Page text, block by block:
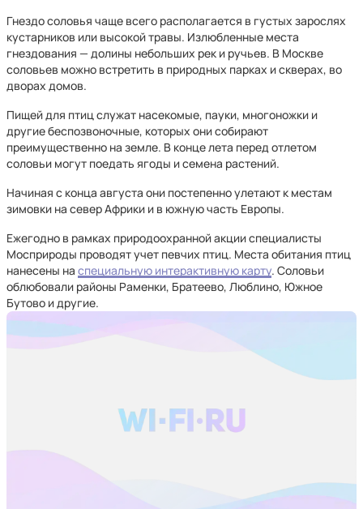
Гнездо соловья чаще всего располагается в густых зарослях
кустарников или высокой травы. Излюбленные места
гнездования — долины небольших рек и ручьев. В Москве
соловьев можно встретить в природных парках и скверах, во
дворах домов.
Пищей для птиц служат насекомые, пауки, многоножки и
другие беспозвоночные, которых они собирают
преимущественно на земле. В конце лета перед отлетом
соловьи могут поедать ягоды и семена растений.
Начиная с конца августа они постепенно улетают к местам
зимовки на север Африки и в южную часть Европы.
Ежегодно в рамках природоохранной акции специалисты
Мосприроды проводят учет певчих птиц. Места обитания птиц
нанесены на специальную интерактивную карту. Соловьи
облюбовали районы Раменки, Братеево, Люблино, Южное
Бутово и другие.